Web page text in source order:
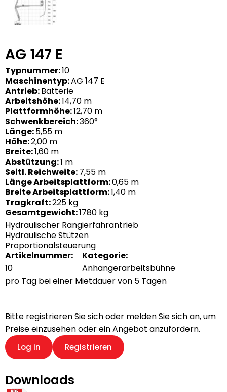
AG 147 E
Typnummer:10
Maschinentyp:AG 147 E
Antrieb:Batterie
Arbeitshöhe:14,70 m
Plattformhöhe:12,70 m
Schwenkbereich:360°
Länge:5,55 m
Höhe:2,00 m
Breite:1,60 m
Abstützung:1 m
Seitl. Reichweite:7,55 m
Länge Arbeitsplattform:0,65 m
Breite Arbeitsplattform:1,40 m
Tragkraft:225 kg
Gesamtgewicht:1780 kg
Hydraulischer Rangierfahrantrieb
Hydraulische Stützen
Proportionalsteuerung
Artikelnummer:
10
Kategorie:
Anhängerarbeitsbühne
pro Tag bei einer Mietdauer von 5 Tagen
Bitte registrieren Sie sich oder melden Sie sich an, um
Preise einzusehen oder ein Angebot anzufordern.
Log in Registrieren
Downloads